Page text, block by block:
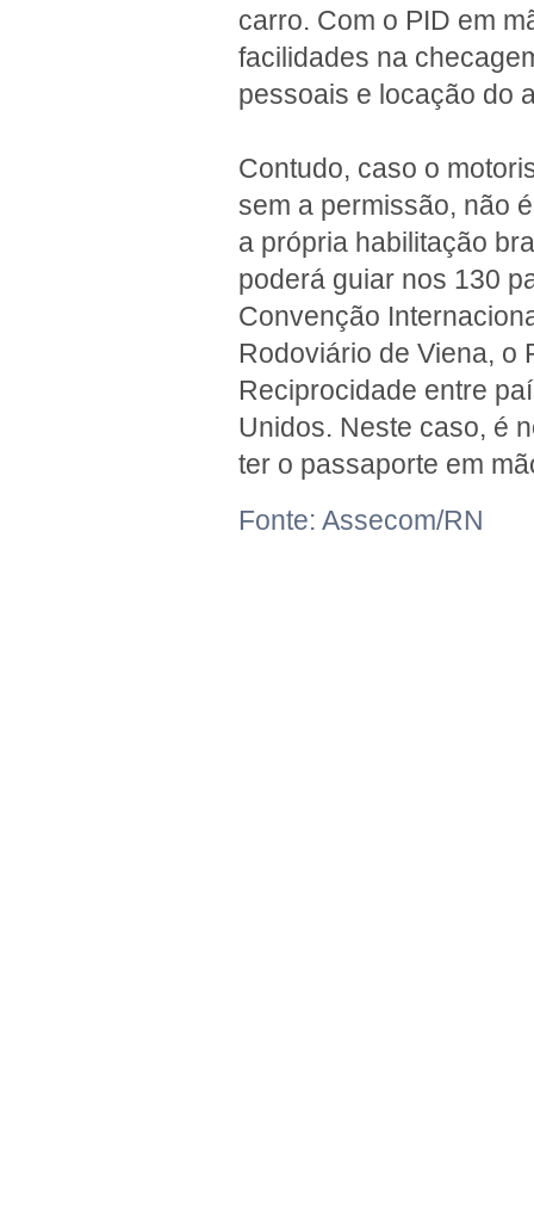
carro. Com o PID em
facilidades na
pessoais e locação do
Contudo, caso o
sem a permissão, não
a própria habilitação
poderá guiar nos 130
Convenção
Rodoviário de Viena, o
Reciprocidade entre
Unidos. Neste caso, é
ter o passaporte em
Fonte: Assecom/RN